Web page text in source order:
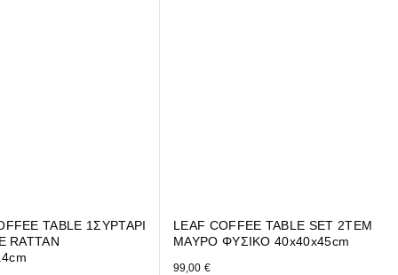
TABLE 1ΣΥΡΤΑΡΙ
RATTAN
LEAF COFFEE TABLE SET 2ΤΕΜ
ΜΑΥΡΟ ΦΥΣΙΚΟ 40x40x45cm
99,00 €